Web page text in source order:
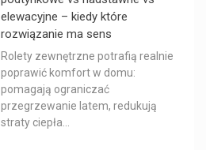
elewacyjne – kiedy które
rozwiązanie ma sens
Rolety zewnętrzne potrafią realnie
poprawić komfort w domu:
pomagają ograniczać
przegrzewanie latem, redukują
straty ciepła...